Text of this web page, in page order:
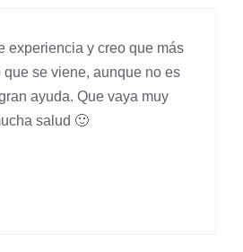
experiencia y creo que más
se viene, aunque no es
ayuda. Que vaya muy
salud 🙂